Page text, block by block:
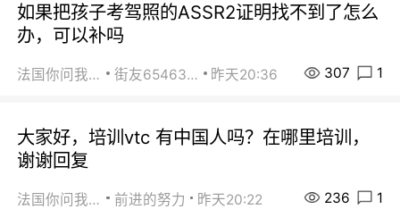
如果把孩子考驾照的ASSR2证明找不到了怎么
办，可以补吗
法国你问我答 街友65463281 昨天20:36 307 1
大家好，培训vtc 有中国人吗？在哪里培训，
谢谢回复
法国你问我答 前进的努力 昨天20:22 236 1